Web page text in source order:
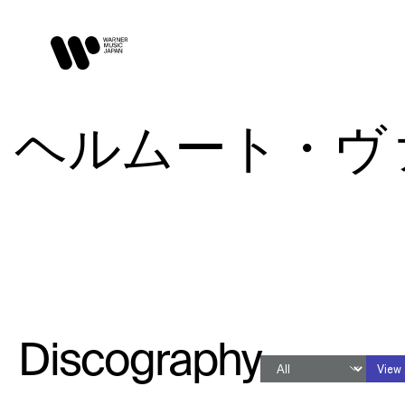
ヘルムート・
Discography View